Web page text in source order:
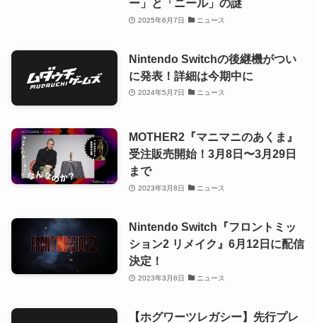
ー」と「ニール」の謎
2025年6月7日 ニュース
Nintendo Switchの後継機がつい
に発表！詳細は今期中に
2024年5月7日 ニュース
MOTHER2『マニマニのあくま』
受注販売開始！3月8日〜3月29日
まで
2023年3月8日 ニュース
Nintendo Switch『フロントミッ
ション2 リメイク』6月12日に配信
決定！
2023年3月8日 ニュース
【ホグワーツレガシー】先行プレ